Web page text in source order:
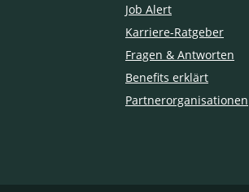
Job Alert
Karriere-Ratgeber
Fragen & Antworten
Benefits erklärt
Partnerorganisationen